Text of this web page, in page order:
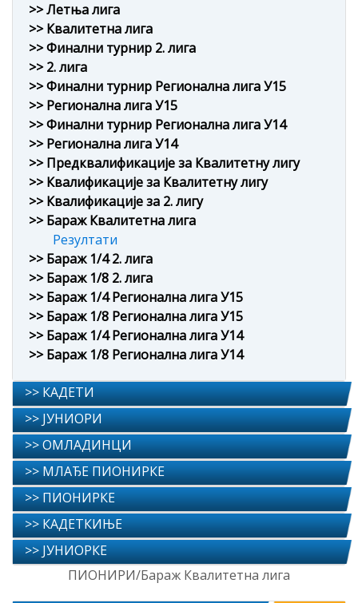
>> Летња лига
>> Квалитетна лига
>> Финални турнир 2. лига
>> 2. лига
>> Финални турнир Регионална лига У15
>> Регионална лига У15
>> Финални турнир Регионална лига У14
>> Регионална лига У14
>> Предквалификације за Квалитетну лигу
>> Квалификације за Квалитетну лигу
>> Квалификације за 2. лигу
>> Бараж Квалитетна лига
Резултати
>> Бараж 1/4 2. лига
>> Бараж 1/8 2. лига
>> Бараж 1/4 Регионална лига У15
>> Бараж 1/8 Регионална лига У15
>> Бараж 1/4 Регионална лига У14
>> Бараж 1/8 Регионална лига У14
>> КАДЕТИ
>> ЈУНИОРИ
>> ОМЛАДИНЦИ
>> МЛАЂЕ ПИОНИРКЕ
>> ПИОНИРКЕ
>> КАДЕТКИЊЕ
>> ЈУНИОРКЕ
ПИОНИРИ/Бараж Квалитетна лига